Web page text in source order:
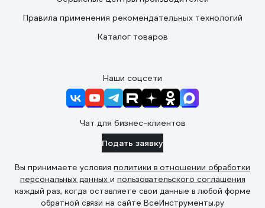
Правила применения рекомендательных технологий
Каталог товаров
Наши соцсети
Чат для бизнес-клиентов
Подать заявку
Вы принимаете условия политики в отношении обработки
персональных данных и пользовательского соглашения
каждый раз, когда оставляете свои данные в любой форме
обратной связи на сайте ВсеИнструменты.ру